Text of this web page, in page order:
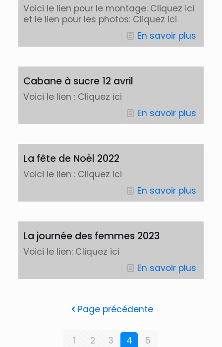
Voici le lien pour le montage: Cliquez ici
et le lien pour les photos: Cliquez ici
En savoir plus
Cabane à sucre 12 avril
Voici le lien : Cliquez ici
En savoir plus
La fête de Noël 2022
Voici le lien : Cliquez ici
En savoir plus
La journée des femmes 2023
Voici le lien: Cliquez ici
En savoir plus
Page précédente
1 2 3 4
5